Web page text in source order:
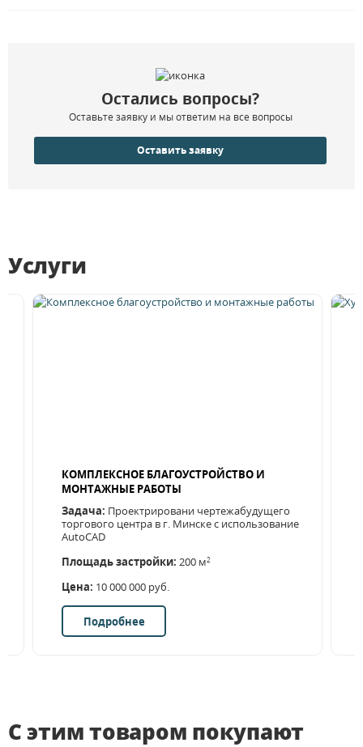
Остались вопросы?
Оставьте заявку и мы ответим на все вопросы
Оставить заявку
Услуги
КОМПЛЕКСНОЕ БЛАГОУСТРОЙСТВО И
МОНТАЖНЫЕ РАБОТЫ
Задача: Проектрировани чертежабудущего
торгового центра в г. Минске с использование
AutoCAD
Площадь застройки: 200 м2
Цена: 10 000 000 руб.
Подробнее
С этим товаром покупают